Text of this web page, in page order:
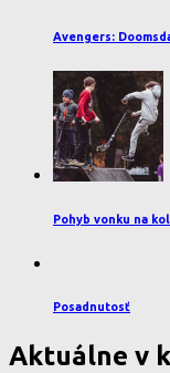
Avengers:
Pohyb vonku na
Posadnutosť
Aktuálne v